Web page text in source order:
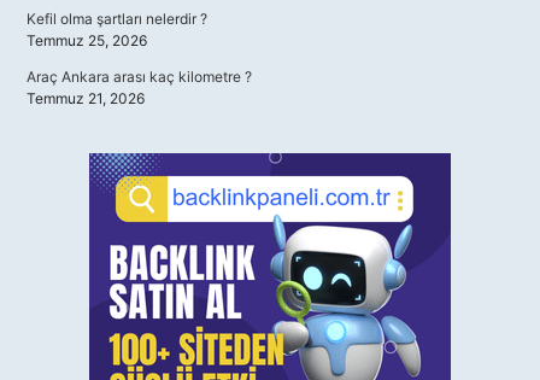
Kefil olma şartları nelerdir ?
Temmuz 25, 2026
Araç Ankara arası kaç kilometre ?
Temmuz 21, 2026